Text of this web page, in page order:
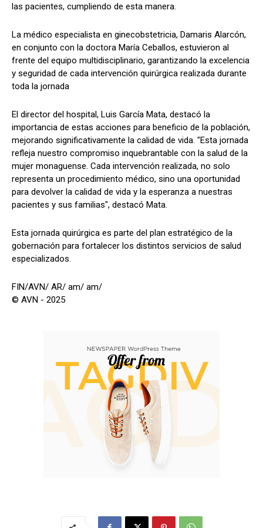
las pacientes, cumpliendo de esta manera.
La médico especialista en ginecobstetricia, Damaris Alarcón,
en conjunto con la doctora María Ceballos, estuvieron al
frente del equipo multidisciplinario, garantizando la excelencia
y seguridad de cada intervención quirúrgica realizada durante
toda la jornada
El director del hospital, Luis García Mata, destacó la
importancia de estas acciones para beneficio de la población,
mejorando significativamente la calidad de vida. "Esta jornada
refleja nuestro compromiso inquebrantable con la salud de la
mujer monaguense. Cada intervención realizada, no solo
representa un procedimiento médico, sino una oportunidad
para devolver la calidad de vida y la esperanza a nuestras
pacientes y sus familias", destacó Mata.
Esta jornada quirúrgica es parte del plan estratégico de la
gobernación para fortalecer los distintos servicios de salud
especializados.
FIN/AVN/ AR/ am/ am/
© AVN - 2025